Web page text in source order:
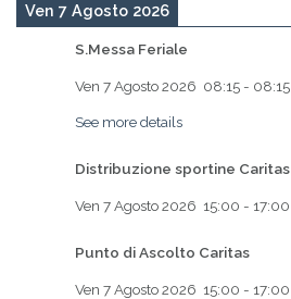
Ven 7 Agosto 2026
S.Messa Feriale
Ven 7 Agosto 2026 08:15 - 08:15
See more details
Distribuzione sportine Caritas
Ven 7 Agosto 2026 15:00 - 17:00
Punto di Ascolto Caritas
Ven 7 Agosto 2026 15:00 - 17:00